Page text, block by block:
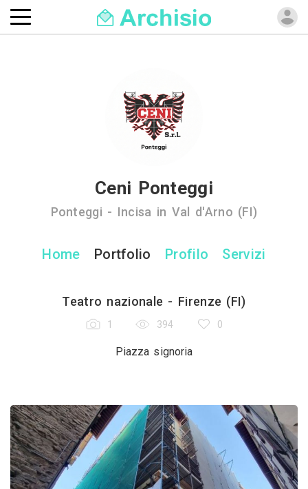
Ceni Ponteggi
Ponteggi - Incisa in Val d'Arno (FI)
Home Portfolio Profilo Servizi
Teatro nazionale - Firenze (FI)
1 394 0
Piazza signoria